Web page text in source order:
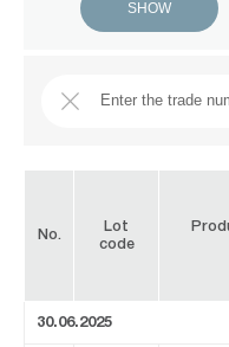
No.
Lot
code
30.06.2025